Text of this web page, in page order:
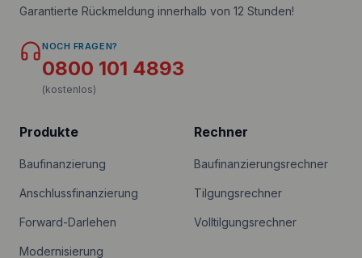
Garantierte Rückmeldung innerhalb von 12 Stunden!
NOCH FRAGEN?
0800 101 4893
(kostenlos)
Produkte
Baufinanzierung
Anschlussfinanzierung
Forward-Darlehen
Modernisierung
Rechner
Baufinanzierungsrechner
Tilgungsrechner
Volltilgungsrechner